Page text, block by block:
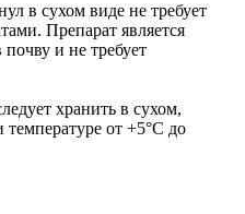
в сухом виде не требует
Препарат является
и не требует
хранить в сухом,
от +5°С до